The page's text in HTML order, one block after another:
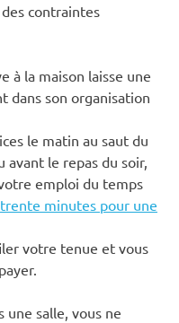
des contraintes
à la maison laisse une
dans son organisation
le matin au saut du
avant le repas du soir,
emploi du temps
trente minutes pour une
votre tenue et vous
une salle, vous ne